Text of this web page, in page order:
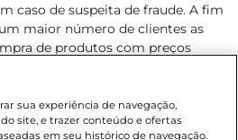
caso de suspeita de fraude. A fim
maior número de clientes as
de produtos com preços
e condições são exclusivos para
o dia de hoje, podendo
notificação. Proibida a venda
sua experiência de navegação,
site, e trazer conteúdo e ofertas
em seu histórico de navegação.